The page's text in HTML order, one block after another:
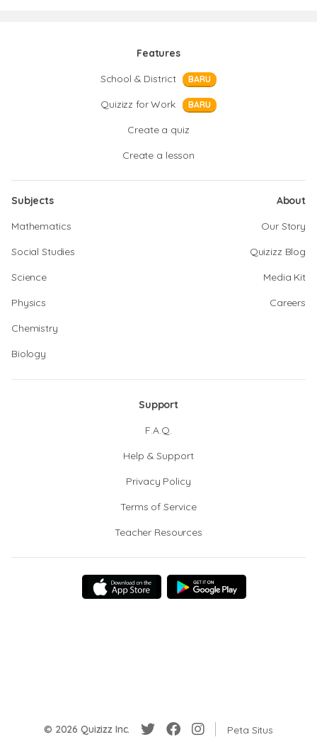
Features
School & District
BARU
Quizizz for Work BARU
Create a quiz
Create a lesson
Subjects
Mathematics
Social Studies
Science
Physics
Chemistry
Biology
About
Our Story
Quizizz Blog
Media Kit
Careers
Support
F.A.Q.
Help & Support
Privacy Policy
Terms of Service
Teacher Resources
© 2026 Quizizz Inc. Peta Situs